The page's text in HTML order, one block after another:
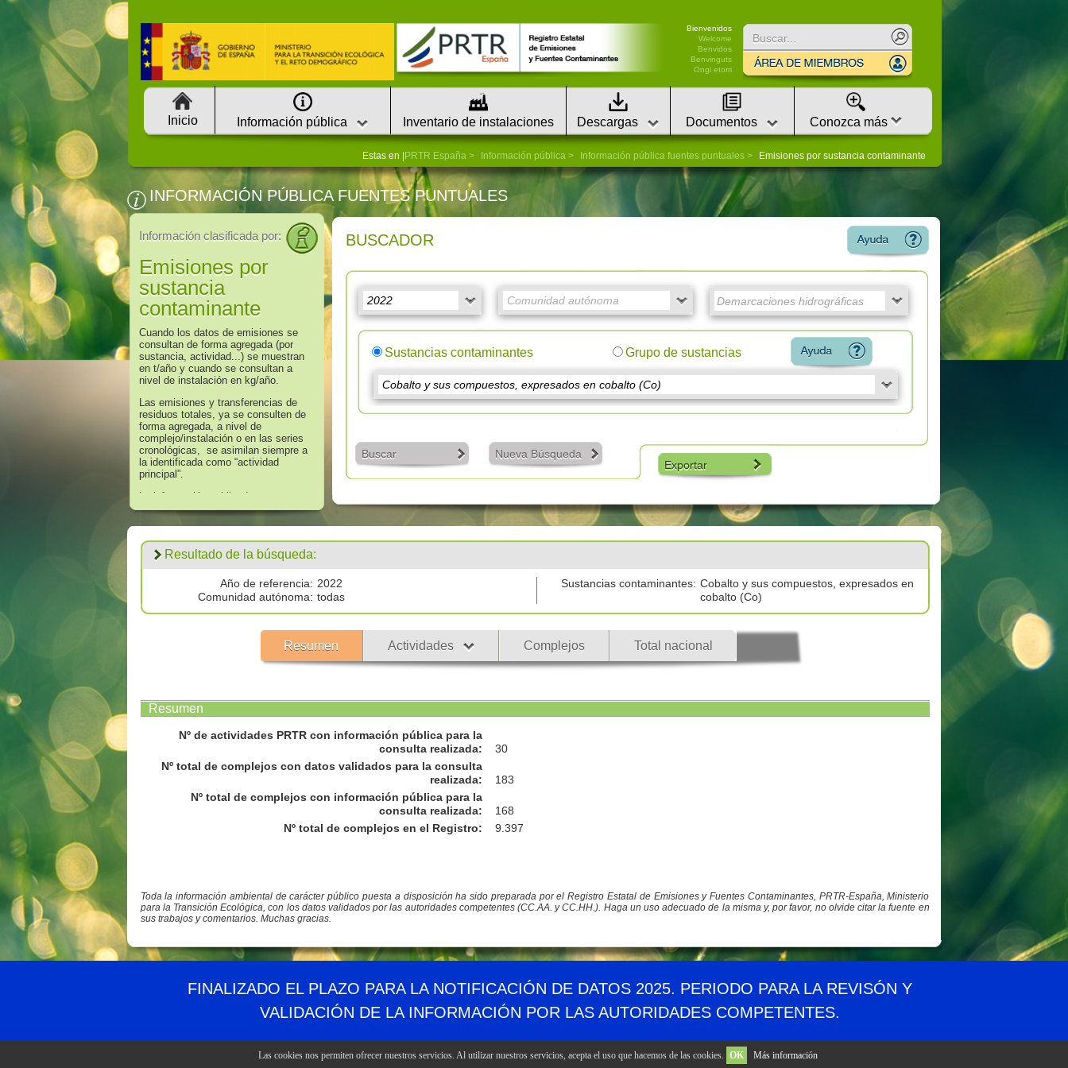
Bienvenidos
Welcome
Benvidos
Benvinguts
Ongi etorri
Inicio Información pública Inventario de instalaciones Descargas Documentos Conozca más
Estas en | PRTR España Información pública Información pública fuentes puntuales Emisiones por sustancia contaminante
INFORMACIÓN PÚBLICA FUENTES PUNTUALES
Información clasificada por:
Emisiones por
sustancia
contaminante
Cuando los datos de emisiones se
consultan de forma agregada (por
sustancia, actividad...) se muestran
en t/año y cuando se consultan a
nivel de instalación en kg/año.
Las emisiones y transferencias de
residuos totales, ya se consulten de
forma agregada, a nivel de
complejo/instalación o en las series
cronológicas, se asimilan siempre a
la identificada como “actividad
principal”.
La información publicada en
referencia a los años 2008 hasta
establecidos en el Anexo II “Lista de
Sustancias” del Real Decreto
508/2007, de 20 de abril, que regula
el suministro de información sobre
emisiones del Reglamento E - PRTR
y de las autorizaciones ambientales
integradas.
Los datos publicados respecto al
todas las
emisiones por encima de cero
BUSCADOR
Sustancias contaminantes Grupo de sustancias
Buscar
Nueva Búsqueda
Exportar
Resultado de la búsqueda:
Año de referencia: 2022
Comunidad autónoma: todas
Sustancias contaminantes: Cobalto y sus compuestos, expresados en
cobalto (Co)
Resumen Actividades Complejos Total nacional
Resumen
Nº de actividades PRTR con información pública para la
consulta realizada:
30
Nº total de complejos con datos validados para la consulta
realizada:
183
Nº total de complejos con información pública para la
consulta realizada:
168
Nº total de complejos en el Registro: 9.397
Toda la información ambiental de carácter público puesta a disposición ha sido preparada por el Registro Estatal de Emisiones y Fuentes Contaminantes, PRTR-España, Ministerio
para la Transición Ecológica, con los datos validados por las autoridades competentes (CC.AA. y CC.HH.). Haga un uso adecuado de la misma y, por favor, no olvide citar la fuente en
sus trabajos y comentarios. Muchas gracias.
Ministerio para la Transición Ecológica y el Reto Demográfico
Mapa web Canales RSS Enlaces Accesibilidad Aviso legal Privacidad Contacto
FINALIZADO EL PLAZO PARA LA NOTIFICACIÓN DE DATOS 2025. PERIODO PARA LA REVISÓN Y
VALIDACIÓN DE LA INFORMACIÓN POR LAS AUTORIDADES COMPETENTES.
Las cookies nos permiten ofrecer nuestros servicios. Al utilizar nuestros servicios, acepta el uso que hacemos de las cookies. OK Más información